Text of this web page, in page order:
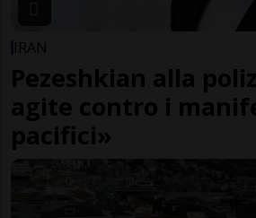
IRAN
Pezeshkian alla
agite contro i
pacifici»